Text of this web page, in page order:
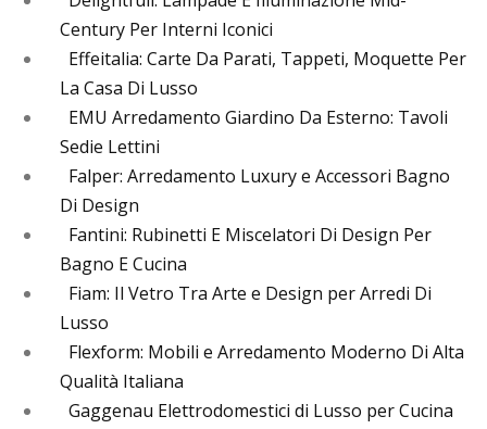
Century Per Interni Iconici
Effeitalia: Carte Da Parati, Tappeti, Moquette Per
La Casa Di Lusso
EMU Arredamento Giardino Da Esterno: Tavoli
Sedie Lettini
Falper: Arredamento Luxury e Accessori Bagno
Di Design
Fantini: Rubinetti E Miscelatori Di Design Per
Bagno E Cucina
Fiam: Il Vetro Tra Arte e Design per Arredi Di
Lusso
Flexform: Mobili e Arredamento Moderno Di Alta
Qualità Italiana
Gaggenau Elettrodomestici di Lusso per Cucina